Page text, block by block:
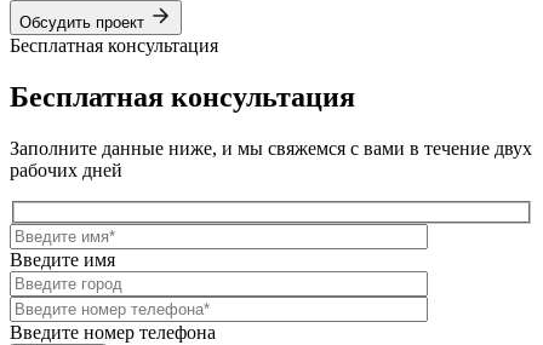
Обсудить проект
Бесплатная консультация
Бесплатная консультация
Заполните данные ниже, и мы свяжемся с вами в течение двух
рабочих дней
Введите имя
Введите номер телефона